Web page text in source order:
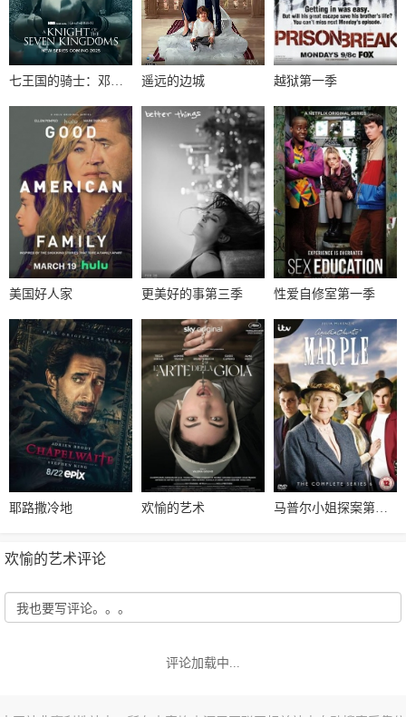
遥远的边城 越狱第一季
美国好人家 更美好的事第三季 性爱自修室第一季
耶路撒冷地 欢愉的艺术 马普尔小姐探案第六季
欢愉的艺术评论
评论加载中...